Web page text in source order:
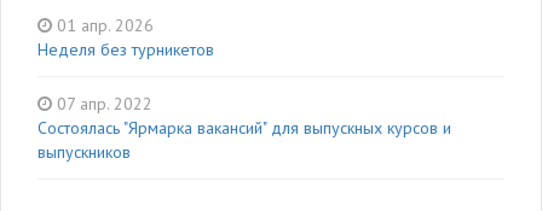
01 апр. 2026
Неделя без турникетов
07 апр. 2022
Состоялась "Ярмарка вакансий" для выпускных курсов и
выпускников